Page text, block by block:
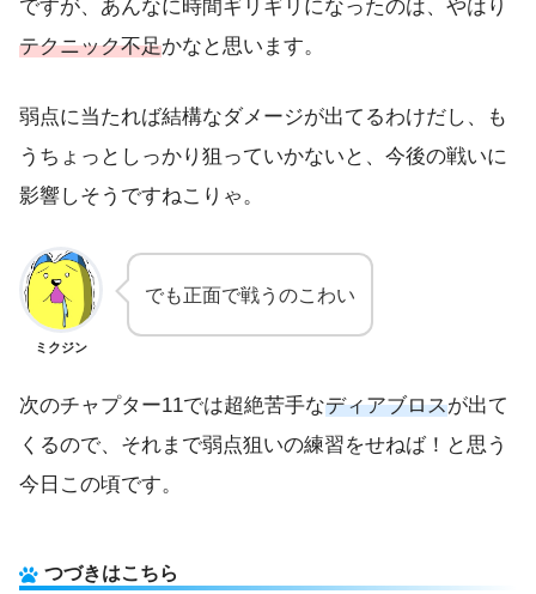
ですが、あんなに時間ギリギリになったのは、やはり
テクニック不足かなと思います。
弱点に当たれば結構なダメージが出てるわけだし、も
うちょっとしっかり狙っていかないと、今後の戦いに
影響しそうですねこりゃ。
ミクジン
でも正面で戦うのこわい
次のチャプター11では超絶苦手なディアブロスが出て
くるので、それまで弱点狙いの練習をせねば！と思う
今日この頃です。
つづきはこちら